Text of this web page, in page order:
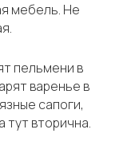
мебель. Не
пельмени в
варенье в
сапоги,
тут вторична.